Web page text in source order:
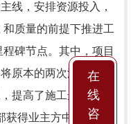
，安排资源投入，
质量的前提下推进工
碑节点。其中，项目
原本的两次浇筑优化
提高了施工进度，节
得业主方中国环境保
在
线
咨